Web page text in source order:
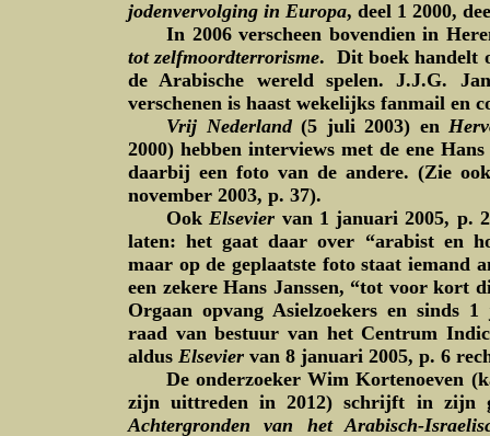
jodenvervolging in Europa, deel 1 2000,
In 2006 verscheen bovendien in
tot zelfmoordterrorisme. Dit boek handelt
de Arabische wereld spelen. J.J.G.
verschenen is haast wekelijks fanmail en
Vrij Nederland(5 juli 2003) en
2000) hebben interviews met de ene
daarbij een foto van de andere. (Zie
november 2003, p. 37).
OokElsevier van 1 januari 2005, p.
laten: het gaat daar over “arabist en
maar op de geplaatste foto staat iemand
een zekere Hans Janssen, “tot voor kort
Orgaan opvang Asielzoekers en sinds
raad van bestuur van het Centrum
aldus Elsevier van 8 januari 2005, p. 6
De onderzoeker Wim Kortenoeven
zijn uittreden in 2012) schrijft in zijn
Achtergronden van het Arabisch-